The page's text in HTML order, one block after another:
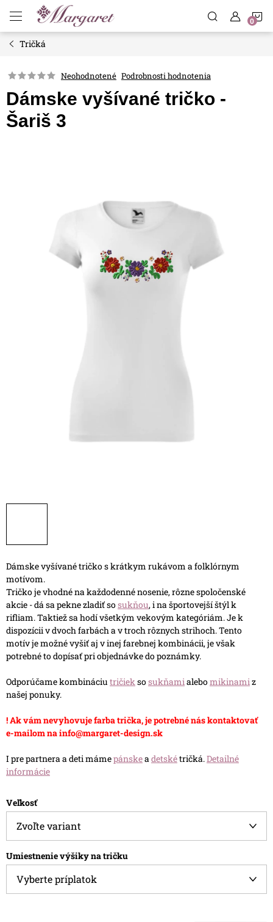
obsah
Tričká
Neohodnotené Podrobnosti hodnotenia
Dámske vyšívané tričko -
Šariš 3
Dámske vyšívané tričko s krátkym rukávom a folklórnym
motívom.
Tričko je vhodné na každodenné nosenie, rôzne spoločenské
akcie - dá sa pekne zladiť sosukňou, i na športovejší štýl k
rifliam. Taktiež sa hodí všetkým vekovým kategóriám. Je k
dispozícii v dvoch farbách a v troch rôznych strihoch. Tento
motív je možné vyšiť aj v inej farebnej kombinácii, je však
potrebné to dopísať pri objednávke do poznámky.
Odporúčame kombináciu tričiek sosukňami alebomikinami z
našej ponuky.
! Ak vám nevyhovuje farba trička, je potrebné nás kontaktovať
e-mailom na info@margaret-design.sk
I pre partnera a deti mámepánskea detskétričká.Detailné
informácie
Veľkosť
Umiestnenie výšiky na tričku